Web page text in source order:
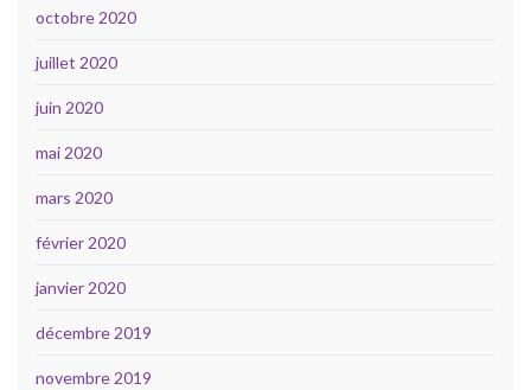
octobre 2020
juillet 2020
juin 2020
mai 2020
mars 2020
février 2020
janvier 2020
décembre 2019
novembre 2019